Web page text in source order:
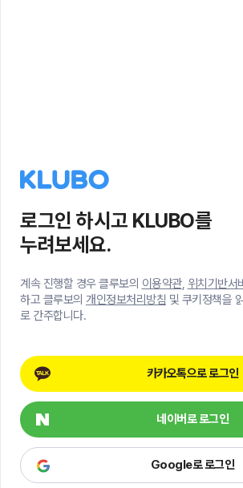
로그인 하시고 KLUBO를
누려보세요.
계속 진행할 경우 클루보의 이용약관, 위치기반서
하고 클루보의 개인정보처리방침 및 쿠키정책을
로 간주합니다.
카카오톡으로 로그인
네이버로 로그인
Google로 로그인